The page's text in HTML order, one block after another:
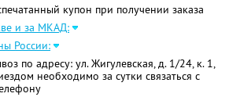
купон при получении заказа
и за МКАД:
России:
по адресу: ул. Жигулевская, д. 1/24, к. 1,
необходимо за сутки связаться с